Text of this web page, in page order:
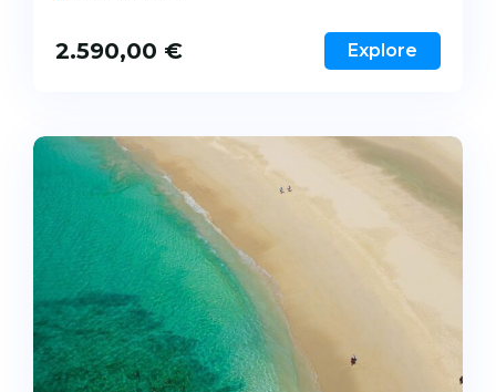
2.590,00 € Explore